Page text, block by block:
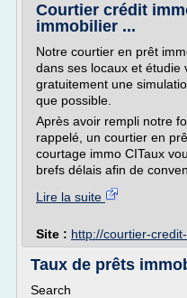
Courtier crédit
immobilier ...
Notre courtier en prêt
dans ses locaux et étudie
gratuitement une
que possible.
Après avoir rempli notre
rappelé, un courtier en
courtage immo CITaux
brefs délais afin de
Lire la suite
Site : http://courtier-
Taux de prêts
Search